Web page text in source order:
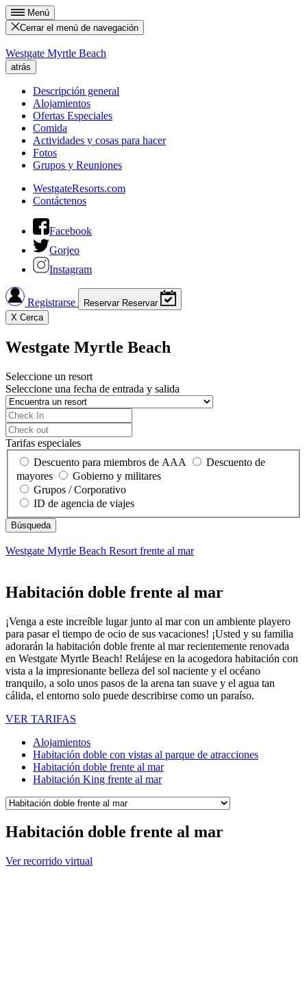
Menú
Cerrar el menú de navegación
Westgate Myrtle Beach
atrás
Descripción general
Alojamientos
Ofertas Especiales
Comida
Actividades y cosas para hacer
Fotos
Grupos y Reuniones
WestgateResorts.com
Contáctenos
Facebook
Gorjeo
Instagram
Registrarse Reservar Reservar
X Cerca
Westgate Myrtle Beach
Seleccione un resort
Seleccione una fecha de entrada y salida
Tarifas especiales
Descuento para miembros de AAA
Descuento de
mayores
Gobierno y militares
Grupos / Corporativo
ID de agencia de viajes
Westgate Myrtle Beach Resort frente al mar
Habitación doble frente al mar
¡Venga a este increíble lugar junto al mar con un ambiente playero
para pasar el tiempo de ocio de sus vacaciones! ¡Usted y su familia
adorarán la habitación doble frente al mar recientemente renovada
en Westgate Myrtle Beach! Relájese en la acogedora habitación con
vista a la impresionante belleza del sol naciente y el océano
tranquilo, a solo unos pasos de la arena tan suave y el agua tan
cálida, el entorno solo puede describirse como un paraíso.
VER TARIFAS
Alojamientos
Habitación doble con vistas al parque de atracciones
Habitación doble frente al mar
Habitación King frente al mar
Habitación doble frente al mar
Ver recorrido virtual